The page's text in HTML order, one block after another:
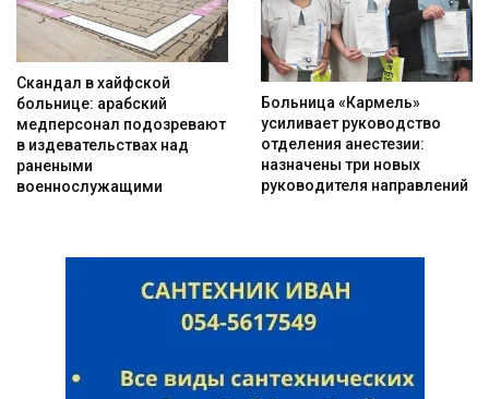
Скандал в хайфской
больнице: арабский
медперсонал подозревают
в издевательствах над
ранеными
военнослужащими
Больница «Кармель»
усиливает руководство
отделения анестезии:
назначены три новых
руководителя направлений